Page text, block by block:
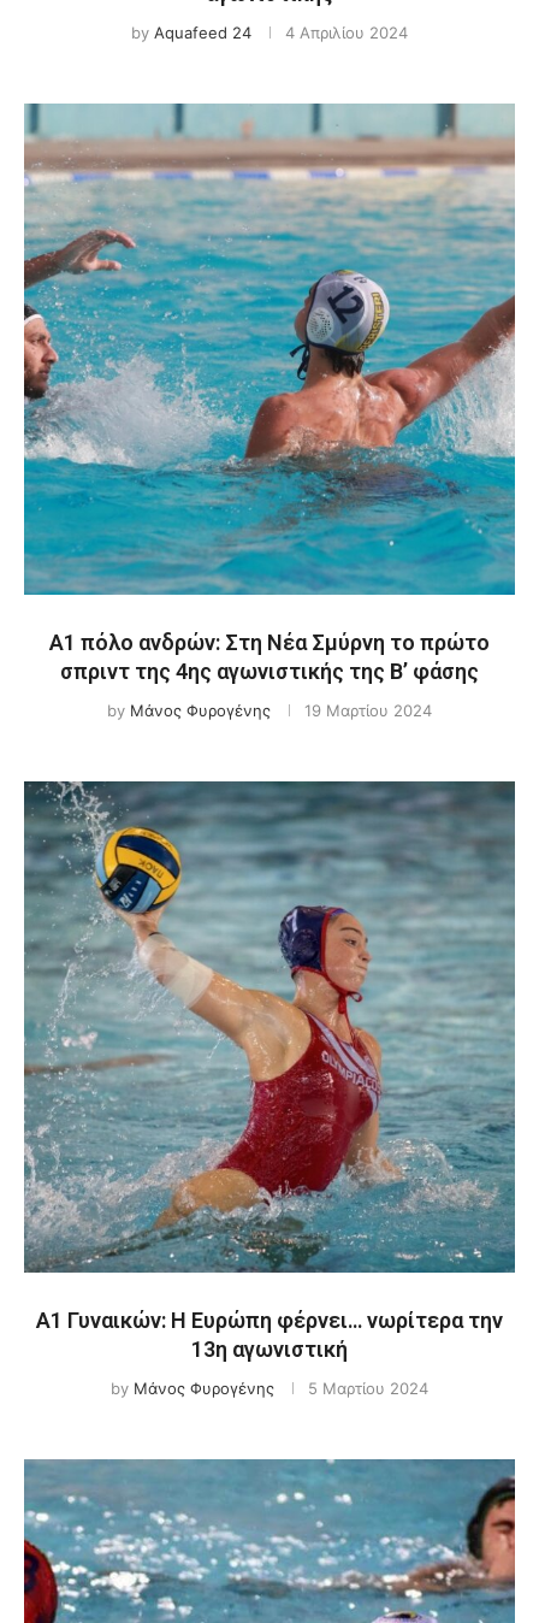
by Aquafeed 24 4 Απριλίου 2024
Α1 πόλο ανδρών: Στη Νέα Σμύρνη το πρώτο
σπριντ της 4ης αγωνιστικής της Β’ φάσης
by Μάνος Φυρογένης 19 Μαρτίου 2024
Α1 Γυναικών: Η Ευρώπη φέρνει… νωρίτερα την
13η αγωνιστική
by Μάνος Φυρογένης 5 Μαρτίου 2024